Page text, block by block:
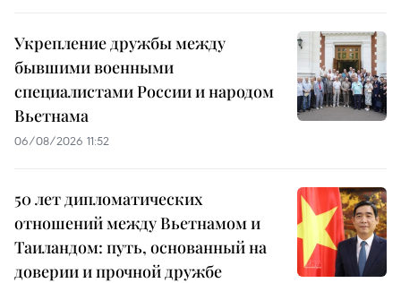
Укрепление дружбы между
бывшими военными
специалистами России и народом
Вьетнама
06/08/2026 11:52
50 лет дипломатических
отношений между Вьетнамом и
Таиландом: путь, основанный на
доверии и прочной дружбе